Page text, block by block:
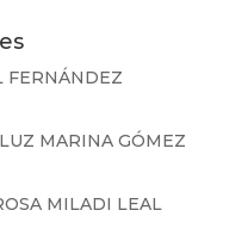
FERNÁNDEZ
LUZ MARINA GÓMEZ
MILADI LEAL